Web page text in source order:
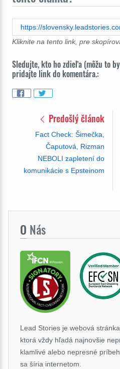
Kliknite na tento link, pre
Sledujte, kto ho zdieľa (môžu to
pridajte link do komentára.:
Predošlý článok
Fact Check: Šimečka,
Čaputová, Rizman
NEBOLI zapletení do
komunikácie s Epsteinom
O Nás
Lead Stories je webová
ktorá vždy hľadá najnovšie
klamlivé alebo nepresné
sa šíria internetom.